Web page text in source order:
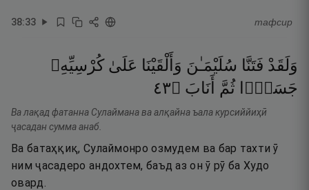
38:33 тафсир
وَلَقَدْ فَتَنَّا سُلَيْمَـٰنَ وَأَلْقَيْنَا عَلَىٰ كُرْسِيِّهِۦ
جَسَدًۭا ثُمَّ أَنَابَ ۝٣٤
Ва лақад фатанна Сулаймана ва алқайна ъала курсиййиҳӣ
ҷасадан сумма анаб.
Ва батаҳқиқ, Сулаймонро озмудем ва бар тахти ӯ
ним ҷасадеро андохтем, баъд аз он ӯ рӯ ба Худо
овард.